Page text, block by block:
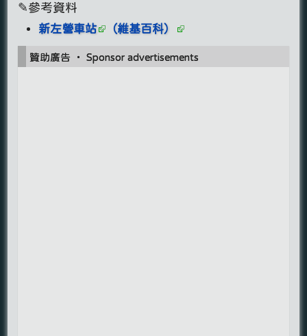
✎參考資料
新左營車站
（維基百科）
贊助廣告 ‧ Sponsor advertisements